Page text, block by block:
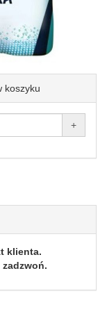
koszyku
+
klienta.